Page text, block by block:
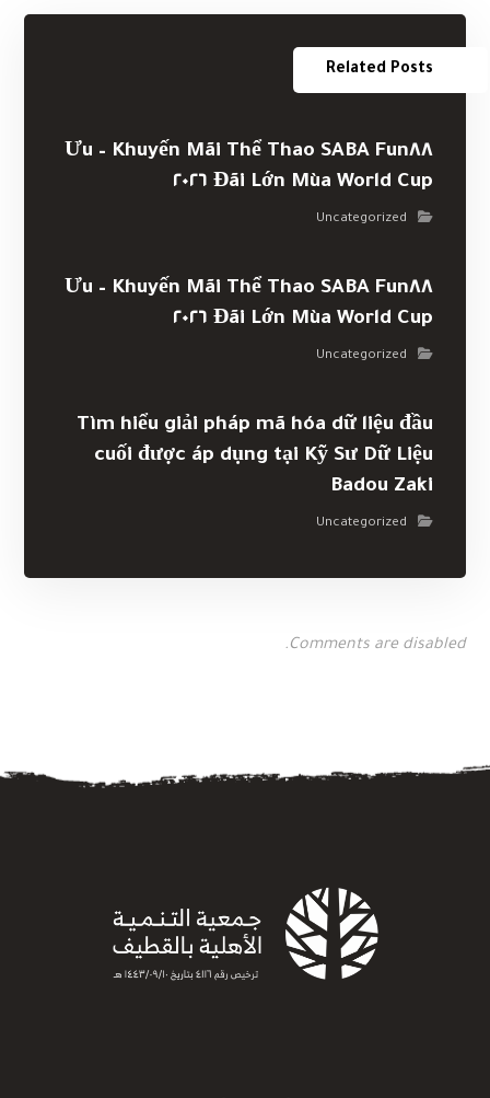
Related Posts
Khuyến Mãi Thể Thao SABA Fun٨٨ – Ưu
Đãi Lớn Mùa World Cup ٢٠٢٦
Uncategorized
Khuyến Mãi Thể Thao SABA Fun٨٨ – Ưu
Đãi Lớn Mùa World Cup ٢٠٢٦
Uncategorized
Tìm hiểu giải pháp mã hóa dữ liệu đầu
cuối được áp dụng tại Kỹ Sư Dữ Liệu
Badou Zaki
Uncategorized
Comments are disabled.